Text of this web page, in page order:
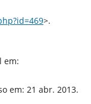
>.
em:
em: 21 abr. 2013.